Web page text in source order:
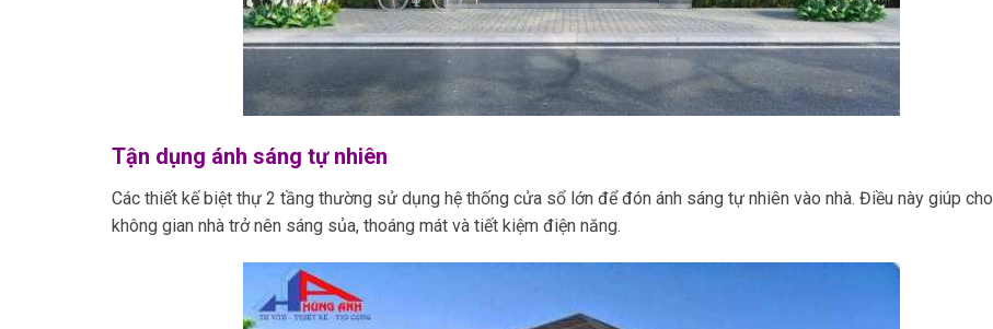
Tận dụng ánh sáng tự nhiên
Các thiết kế biệt thự 2 tầng thường sử dụng hệ thống cửa sổ lớn để đón ánh sáng tự nhiên vào nhà. Điều này giúp cho
không gian nhà trở nên sáng sủa, thoáng mát và tiết kiệm điện năng.